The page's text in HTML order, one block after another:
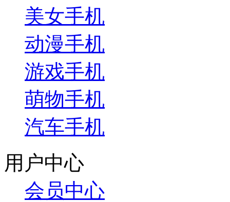
美女手机
动漫手机
游戏手机
萌物手机
汽车手机
用户中心
会员中心